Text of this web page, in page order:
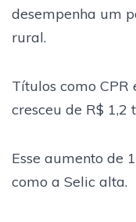
desempenha um
rural.
Títulos como
cresceu de R$
Esse aumento de
como a Selic alta.